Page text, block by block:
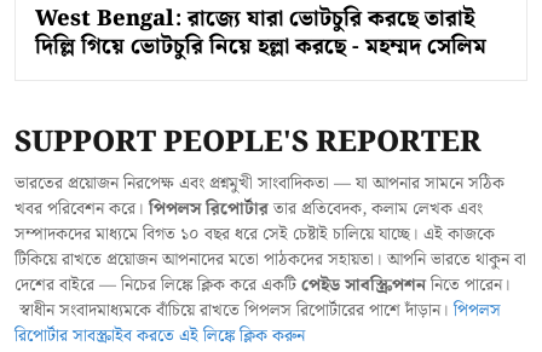
West Bengal: রাজ্যে যারা ভোটচুরি করছে তারাই
দিল্লি গিয়ে ভোটচুরি নিয়ে হল্লা করছে - মহম্মদ সেলিম
SUPPORT PEOPLE'S REPORTER
ভারতের প্রয়োজন নিরপেক্ষ এবং প্রশ্নমুখী সাংবাদিকতা — যা আপনার সামনে সঠিক
খবর পরিবেশন করে।পিপলস রিপোর্টারতার প্রতিবেদক, কলাম লেখক এবং
সম্পাদকদের মাধ্যমে বিগত ১০ বছর ধরে সেই চেষ্টাই চালিয়ে যাচ্ছে। এই কাজকে
টিকিয়ে রাখতে প্রয়োজন আপনাদের মতো পাঠকদের সহায়তা। আপনি ভারতে থাকুন বা
দেশের বাইরে — নিচের লিঙ্কে ক্লিক করে একটিপেইড সাবস্ক্রিপশননিতে পারেন।
স্বাধীন সংবাদমাধ্যমকে বাঁচিয়ে রাখতে পিপলস রিপোর্টারের পাশে দাঁড়ান।পিপলস
রিপোর্টার সাবস্ক্রাইব করতে এই লিঙ্কে ক্লিক করুন